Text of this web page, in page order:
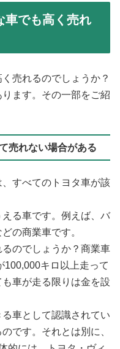
車でも高く売れ
売れるのでしょうか？
ます。その一部をご紹
売れない場合がある
すべてのトヨタ車が該
る車です。例えば、バ
の商業車です。
のでしょうか？商業車
100,000キロ以上走って
車が走る限りは金を設
車として認識されてい
です。それとは別に、